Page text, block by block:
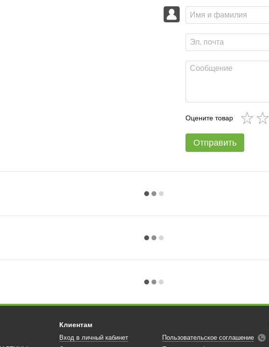
Оцените товар
Отправить
Клиентам
Вход в личный кабинет
Пользовательское соглашение